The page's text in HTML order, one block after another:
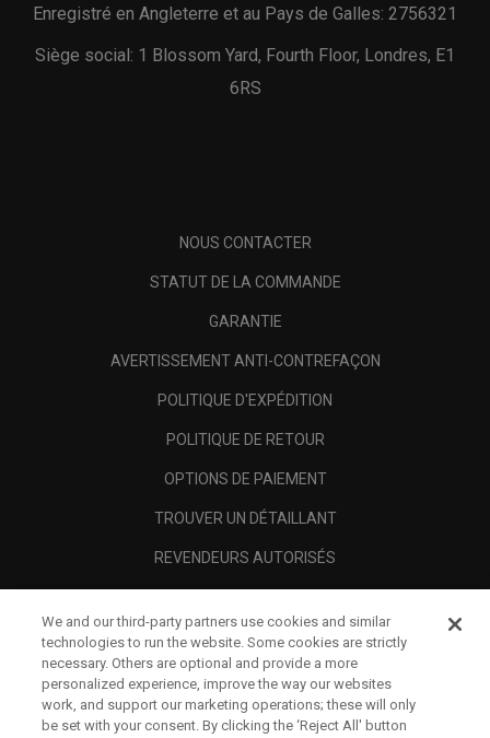
Enregistré en Angleterre et au Pays de Galles: 2756321
Siège social: 1 Blossom Yard, Fourth Floor, Londres, E1
6RS
NOUS CONTACTER
STATUT DE LA COMMANDE
GARANTIE
AVERTISSEMENT ANTI-CONTREFAÇON
POLITIQUE D'EXPÉDITION
POLITIQUE DE RETOUR
OPTIONS DE PAIEMENT
TROUVER UN DÉTAILLANT
REVENDEURS AUTORISÉS
A PROPOS
MENTIONS LÉGALES
We and our third-party partners use cookies and similar
technologies to run the website. Some cookies are strictly
necessary. Others are optional and provide a more
personalized experience, improve the way our websites
work, and support our marketing operations; these will only
be set with your consent. By clicking the ‘Reject All' button